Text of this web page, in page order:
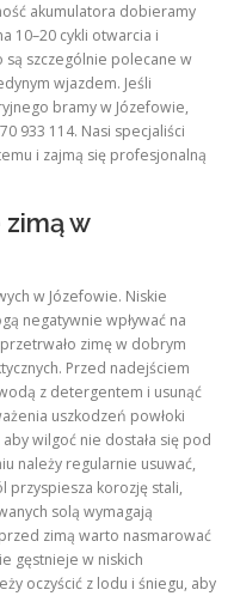
akumulatora dobieramy
10–20 cykli otwarcia i
są szczególnie polecane w
wjazdem. Jeśli
bramy w Józefowie,
933 114. Nasi specjaliści
i zajmą się profesjonalną
w
w Józefowie. Niskie
negatywnie wpływać na
zimę w dobrym
Przed nadejściem
z detergentem i usunąć
uszkodzeń powłoki
wilgoć nie dostała się pod
należy regularnie usuwać,
przyspiesza korozję stali,
solą wymagają
zimą warto nasmarować
gęstnieje w niskich
oczyścić z lodu i śniegu, aby